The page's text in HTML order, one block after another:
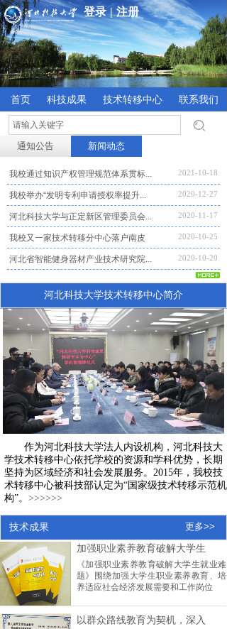
登录 | 注册
首页 科技成果 技术转移中心
联系我们
注册会员
通知公告 新闻动态
我校通过知识产权管理规范体系贯标... 2021-10-18
我校举办“发明专利申请授权率提升... 2020-12-27
河北科技大学与正定新区管理委员会... 2020-11-17
我校又一家技术转移分中心落户南皮 2020-10-25
河北省智能健身器材产业技术研究院... 2020-10-20
作为河北科技大学法人内设机构，河北科技大
学技术转移中心依托学校的资源和学科优势，长期
坚持为区域经济和社会发展服务。 2015年， 我校技
术转移中心被科技部认定为“国家级技术转移示范机
构”。 >>>>>>
河北科技大学技术转移中心简介
技术成果 更多>>
加强职业素养教育破解大学生
《加强职业素养教育破解大学生就业难
题》围绕加强大学生职业素养教育、培
养适应社会经济发展需要和工作岗位
以群众路线教育为契机，深入